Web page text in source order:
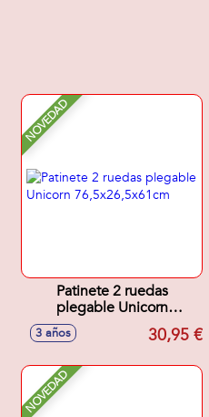
NOVEDAD
Patinete 2 ruedas
plegable Unicorn
76,5x26,5x61cm
3 años 30,95 €
NOVEDAD